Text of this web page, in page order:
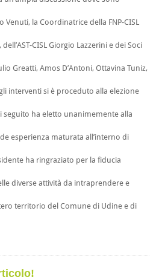
Venuti, la Coordinatrice della FNP-CISL
CISL Giorgio Lazzerini e dei Soci
Greatti, Amos D’Antoni, Ottavina Tuniz,
interventi si è proceduto alla elezione
ha eletto unanimemente alla
esperienza maturata all’interno di
ha ringraziato per la fiducia
diverse attività da intraprendere e
territorio del Comune di Udine e di